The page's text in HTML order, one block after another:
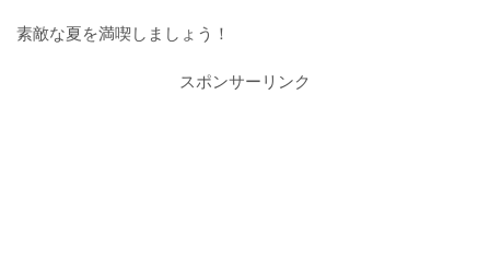
素敵な夏を満喫しましょう！
スポンサーリンク